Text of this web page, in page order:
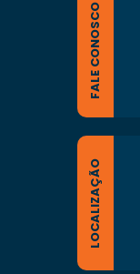
FALE CONOSCO
LOCALIZAÇÃO